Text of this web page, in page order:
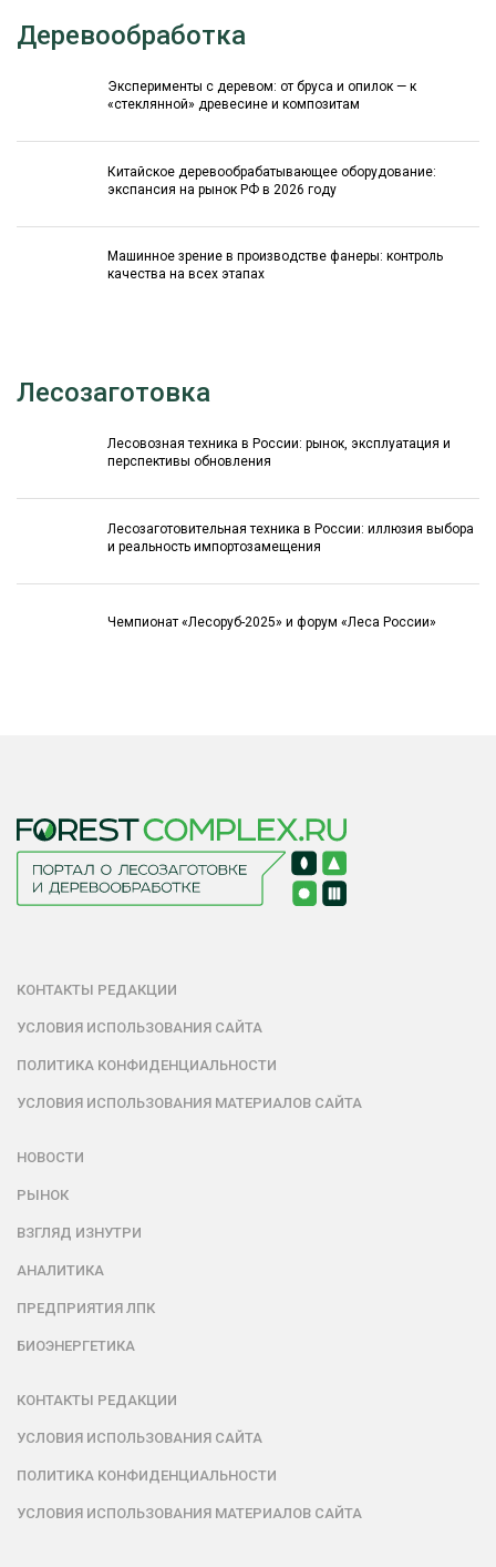
Деревообработка
Эксперименты с деревом: от бруса и опилок — к
«стеклянной» древесине и композитам
Китайское деревообрабатывающее оборудование:
экспансия на рынок РФ в 2026 году
Машинное зрение в производстве фанеры: контроль
качества на всех этапах
Лесозаготовка
Лесовозная техника в России: рынок, эксплуатация и
перспективы обновления
Лесозаготовительная техника в России: иллюзия выбора
и реальность импортозамещения
Чемпионат «Лесоруб-2025» и форум «Леса России»
КОНТАКТЫ РЕДАКЦИИ
УСЛОВИЯ ИСПОЛЬЗОВАНИЯ САЙТА
ПОЛИТИКА КОНФИДЕНЦИАЛЬНОСТИ
УСЛОВИЯ ИСПОЛЬЗОВАНИЯ МАТЕРИАЛОВ САЙТА
НОВОСТИ
РЫНОК
ВЗГЛЯД ИЗНУТРИ
АНАЛИТИКА
ПРЕДПРИЯТИЯ ЛПК
БИОЭНЕРГЕТИКА
КОНТАКТЫ РЕДАКЦИИ
УСЛОВИЯ ИСПОЛЬЗОВАНИЯ САЙТА
ПОЛИТИКА КОНФИДЕНЦИАЛЬНОСТИ
УСЛОВИЯ ИСПОЛЬЗОВАНИЯ МАТЕРИАЛОВ САЙТА